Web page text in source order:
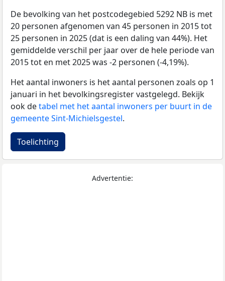
De bevolking van het postcodegebied 5292 NB is met
20 personen afgenomen van 45 personen in 2015 tot
25 personen in 2025 (dat is een daling van 44%). Het
gemiddelde verschil per jaar over de hele periode van
2015 tot en met 2025 was -2 personen (-4,19%).
Het aantal inwoners is het aantal personen zoals op 1
januari in het bevolkingsregister vastgelegd. Bekijk
ook detabel met het aantal inwoners per buurt in de
gemeente Sint-Michielsgestel.
Toelichting
Advertentie: